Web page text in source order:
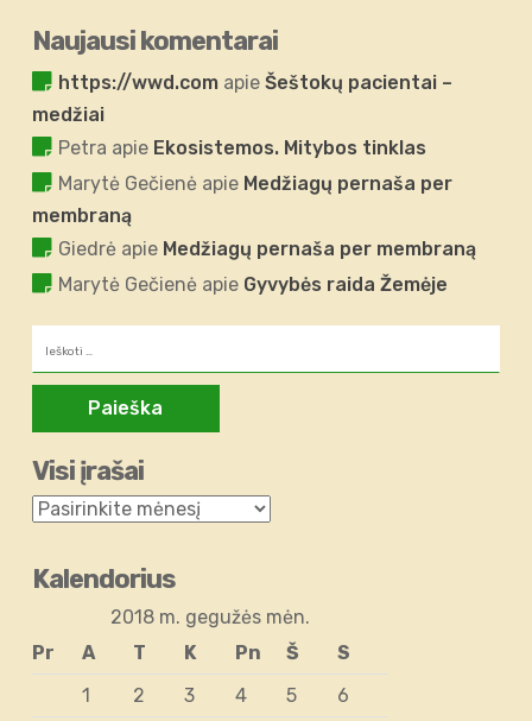
Naujausi komentarai
https://wwd.com apieŠeštokų pacientai –
medžiai
Petra apie Ekosistemos. Mitybos tinklas
Marytė Gečienė apie Medžiagų pernaša per
membraną
Giedrė apie Medžiagų pernaša per membraną
Marytė Gečienė apie Gyvybės raida Žemėje
Visi įrašai
Kalendorius
2018 m. gegužės mėn.
Pr
A T K Pn Š
S
1
2 3 4 5 6